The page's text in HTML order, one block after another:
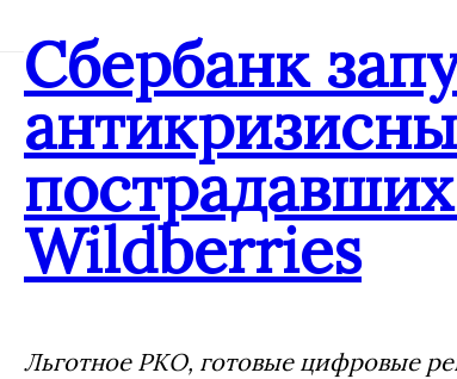
Сбербанк
Wildberries
Льготное РКО, готовые цифровые